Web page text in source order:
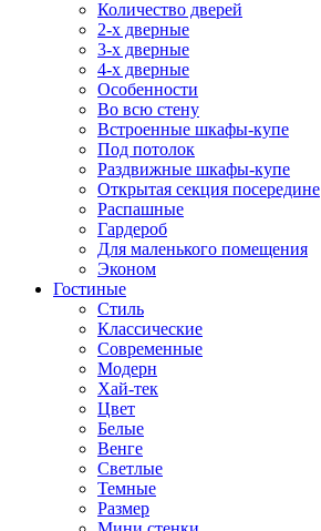
Количество дверей
2-х дверные
3-х дверные
4-х дверные
Особенности
Во всю стену
Встроенные шкафы-купе
Под потолок
Раздвижные шкафы-купе
Открытая секция посередине
Распашные
Гардероб
Для маленького помещения
Эконом
Гостиные
Стиль
Классические
Современные
Модерн
Хай-тек
Цвет
Белые
Венге
Светлые
Темные
Размер